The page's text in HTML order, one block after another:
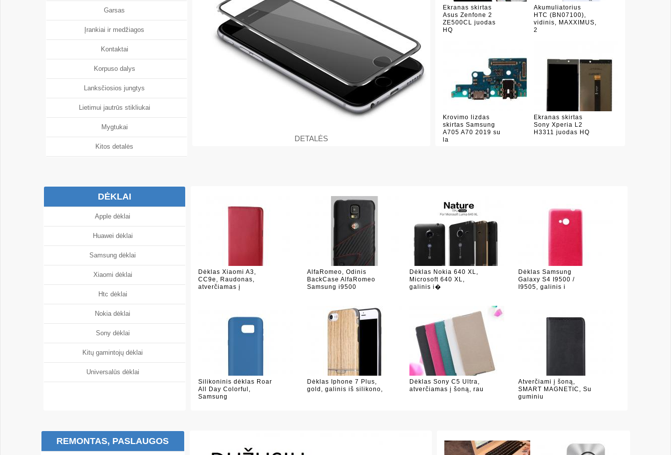
Garsas
Įrankiai ir medžiagos
Kontaktai
Korpuso dalys
Lanksčiosios jungtys
Lietimui jautrūs stikliukai
Mygtukai
Kitos detalės
DETALĖS
Ekranas skirtas
Asus Zenfone 2
ZE500CL juodas
HQ
Akumuliatorius
HTC (BN07100),
vidinis, MAXXIMUS,
2
Krovimo lizdas
skirtas Samsung
A705 A70 2019 su
la
Ekranas skirtas
Sony Xperia L2
H3311 juodas HQ
DĖKLAI
Apple dėklai
Huawei dėklai
Samsung dėklai
Xiaomi dėklai
Htc dėklai
Nokia dėklai
Sony dėklai
Kitų gamintojų dėklai
Universalūs dėklai
Dėklas Xiaomi A3,
CC9e, Raudonas,
atverčiamas į
AlfaRomeo, Odinis
BackCase AlfaRomeo
Samsung i9500
Dėklas Nokia 640 XL,
Microsoft 640 XL,
galinis i�
Dėklas Samsung
Galaxy S4 I9500 /
I9505, galinis i
Silikoninis dėklas Roar
All Day Colorful,
Samsung
Dėklas Iphone 7 Plus,
gold, galinis iš silikono,
Dėklas Sony C5 Ultra,
atverčiamas į šoną, rau
Atverčiami į šoną,
SMART MAGNETIC, Su
guminiu
REMONTAS, PASLAUGOS